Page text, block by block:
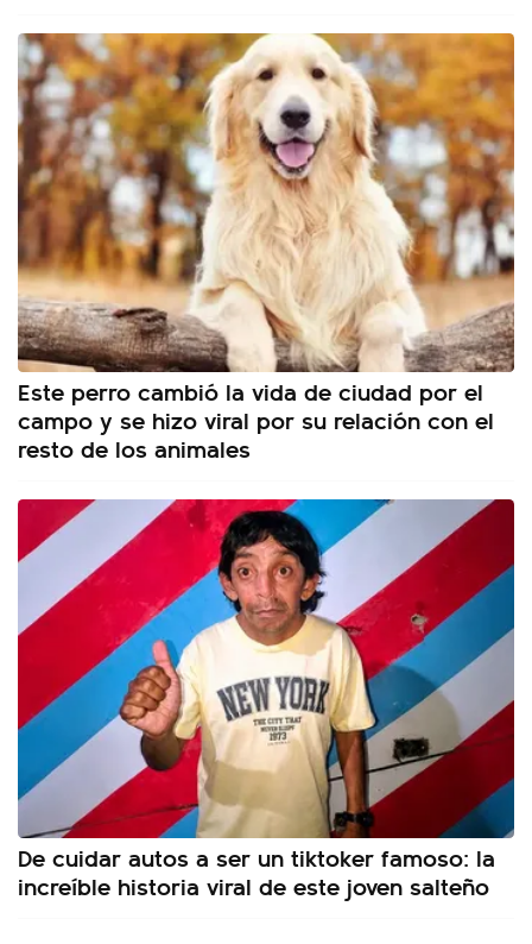
Este perro cambió la vida de ciudad por el
campo y se hizo viral por su relación con el
resto de los animales
De cuidar autos a ser un tiktoker famoso: la
increíble historia viral de este joven salteño